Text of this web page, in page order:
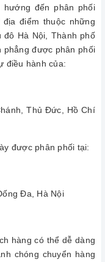
hướng đến phân phối
điểm thuộc những
đô Hà Nội, Thành phố
phẳng được phân phối
điều hành của:
Thủ Đức, Hồ Chí
được phân phối tại:
Đa, Hà Nội
hàng có thể dễ dàng
chóng chuyển hàng